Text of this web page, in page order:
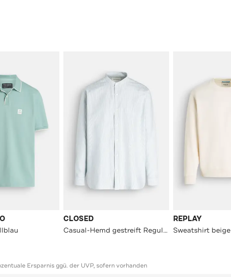
CLOSED
Casual-Hemd gestreift Regular Fit
REPLAY
Sweatshirt beige
Ersparnis ggü. der UVP, sofern vorhanden